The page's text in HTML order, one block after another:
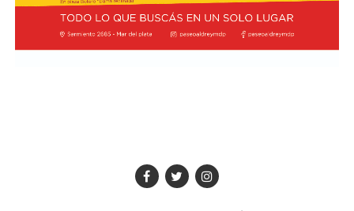
La compañía también llevó su espectáculo al exterior